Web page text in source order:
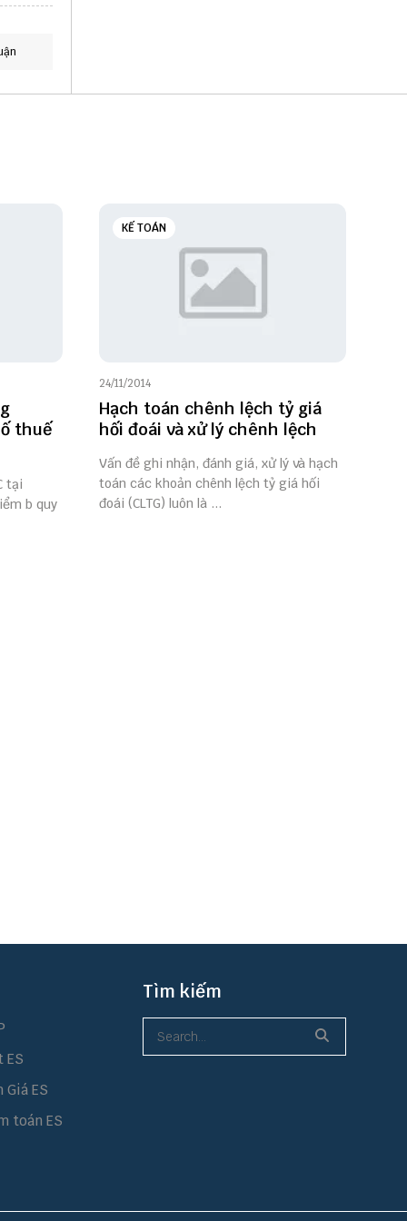
thuế
tại
b quy
KẾ TOÁN
24/11/2014
Hạch toán chênh lệch tỷ giá
hối đoái và xử lý chênh lệch
Vấn đề ghi nhận, đánh giá, xử lý và hạch
toán các khoản chênh lệch tỷ giá hối
đoái (CLTG) luôn là ...
ES
Giá ES
toán ES
Tìm kiếm